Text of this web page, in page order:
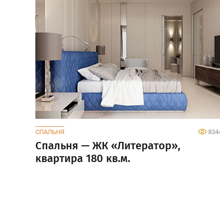
СПАЛЬНЯ
Спальня — ЖК «Литератор»,
квартира 180 кв.м.